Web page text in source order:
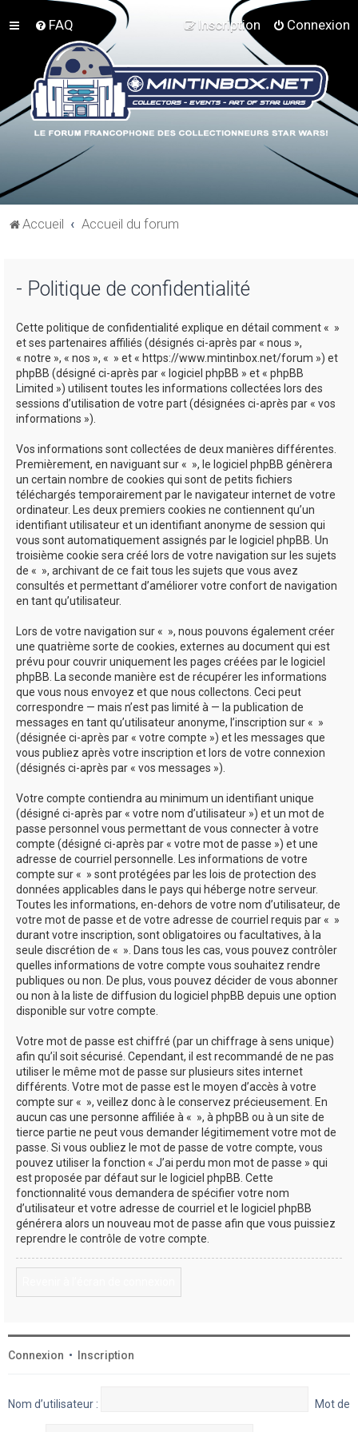
FAQ Connexion
Inscription
Accueil Accueil du forum
- Politique de confidentialité
Cette politique de confidentialité explique en détail comment « »
et ses partenaires affiliés (désignés ci-après par « nous »,
« notre », « nos », « » et « https://www.mintinbox.net/forum ») et
phpBB (désigné ci-après par « logiciel phpBB » et « phpBB
Limited ») utilisent toutes les informations collectées lors des
sessions d’utilisation de votre part (désignées ci-après par « vos
informations »).
Vos informations sont collectées de deux manières différentes.
Premièrement, en naviguant sur « », le logiciel phpBB génèrera
un certain nombre de cookies qui sont de petits fichiers
téléchargés temporairement par le navigateur internet de votre
ordinateur. Les deux premiers cookies ne contiennent qu’un
identifiant utilisateur et un identifiant anonyme de session qui
vous sont automatiquement assignés par le logiciel phpBB. Un
troisième cookie sera créé lors de votre navigation sur les sujets
de « », archivant de ce fait tous les sujets que vous avez
consultés et permettant d’améliorer votre confort de navigation
en tant qu’utilisateur.
Lors de votre navigation sur « », nous pouvons également créer
une quatrième sorte de cookies, externes au document qui est
prévu pour couvrir uniquement les pages créées par le logiciel
phpBB. La seconde manière est de récupérer les informations
que vous nous envoyez et que nous collectons. Ceci peut
correspondre — mais n’est pas limité à — la publication de
messages en tant qu’utilisateur anonyme, l’inscription sur « »
(désignée ci-après par « votre compte ») et les messages que
vous publiez après votre inscription et lors de votre connexion
(désignés ci-après par « vos messages »).
Votre compte contiendra au minimum un identifiant unique
(désigné ci-après par « votre nom d’utilisateur ») et un mot de
passe personnel vous permettant de vous connecter à votre
compte (désigné ci-après par « votre mot de passe ») et une
adresse de courriel personnelle. Les informations de votre
compte sur « » sont protégées par les lois de protection des
données applicables dans le pays qui héberge notre serveur.
Toutes les informations, en-dehors de votre nom d’utilisateur, de
votre mot de passe et de votre adresse de courriel requis par « »
durant votre inscription, sont obligatoires ou facultatives, à la
seule discrétion de « ». Dans tous les cas, vous pouvez contrôler
quelles informations de votre compte vous souhaitez rendre
publiques ou non. De plus, vous pouvez décider de vous abonner
ou non à la liste de diffusion du logiciel phpBB depuis une option
disponible sur votre compte.
Votre mot de passe est chiffré (par un chiffrage à sens unique)
afin qu’il soit sécurisé. Cependant, il est recommandé de ne pas
utiliser le même mot de passe sur plusieurs sites internet
différents. Votre mot de passe est le moyen d’accès à votre
compte sur « », veillez donc à le conservez précieusement. En
aucun cas une personne affiliée à « », à phpBB ou à un site de
tierce partie ne peut vous demander légitimement votre mot de
passe. Si vous oubliez le mot de passe de votre compte, vous
pouvez utiliser la fonction « J’ai perdu mon mot de passe » qui
est proposée par défaut sur le logiciel phpBB. Cette
fonctionnalité vous demandera de spécifier votre nom
d’utilisateur et votre adresse de courriel et le logiciel phpBB
générera alors un nouveau mot de passe afin que vous puissiez
reprendre le contrôle de votre compte.
Connexion • Inscription
Nom d’utilisateur : Mot de